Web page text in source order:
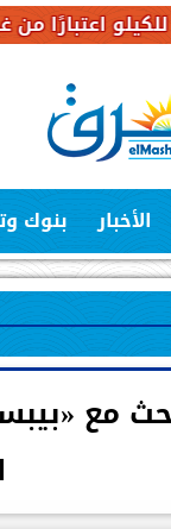
الأخبار بنوك
مع